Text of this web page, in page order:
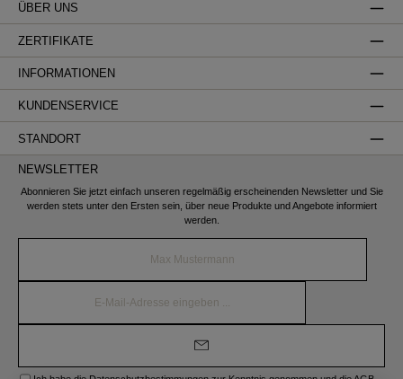
ÜBER UNS
ZERTIFIKATE
INFORMATIONEN
KUNDENSERVICE
STANDORT
NEWSLETTER
Abonnieren Sie jetzt einfach unseren regelmäßig erscheinenden Newsletter und Sie
werden stets unter den Ersten sein, über neue Produkte und Angebote informiert
werden.
Mail-